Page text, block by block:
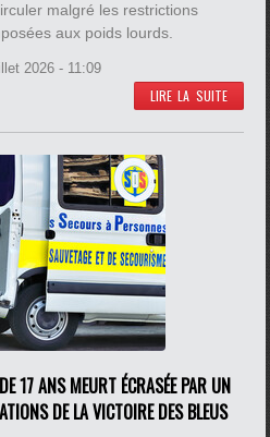
malgré les restrictions
aux poids lourds.
2026 - 11:09
LIRE LA SUITE
17 ANS MEURT ÉCRASÉE PAR UN
DE LA VICTOIRE DES BLEUS